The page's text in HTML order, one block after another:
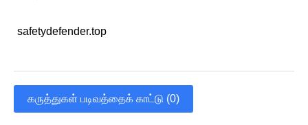
safetydefender.top
கருத்துகள் படிவத்தைக் காட்டு (0)